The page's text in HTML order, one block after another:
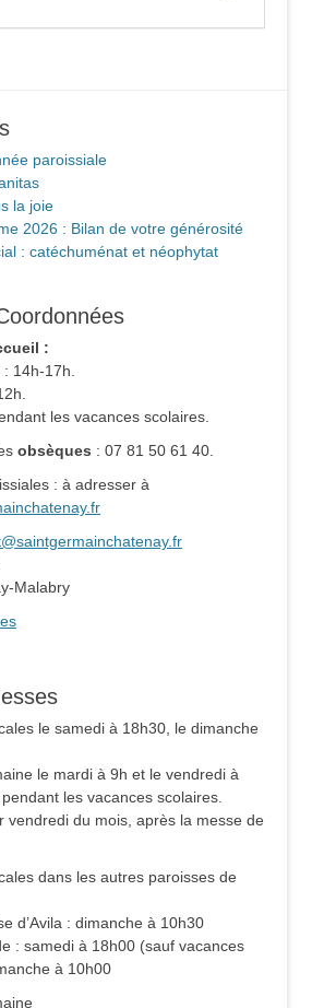
paroissiale
la joie
2026 : Bilan de votre générosité
: catéchuménat et néophytat
:
14h-17h.
les vacances scolaires.
obsèques : 07 81 50 61 40.
: à adresser à
Malabry
le samedi à 18h30, le dimanche
le mardi à 9h et le vendredi à
les vacances scolaires.
vendredi du mois, après la messe de
dans les autres paroisses de
d’Avila : dimanche à 10h30
: samedi à 18h00 (sauf vacances
à 10h00